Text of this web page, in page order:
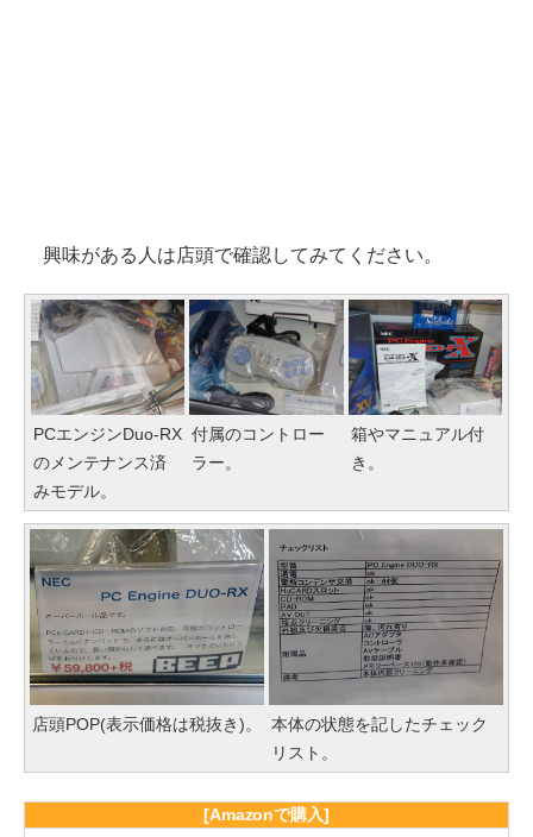
興味がある人は店頭で確認してみてください。
PCエンジンDuo-RX
のメンテナンス済
みモデル。
付属のコントロー
ラー。
箱やマニュアル付
き。
店頭POP(表示価格は税抜き)。
本体の状態を記したチェック
リスト。
[Amazonで購入]